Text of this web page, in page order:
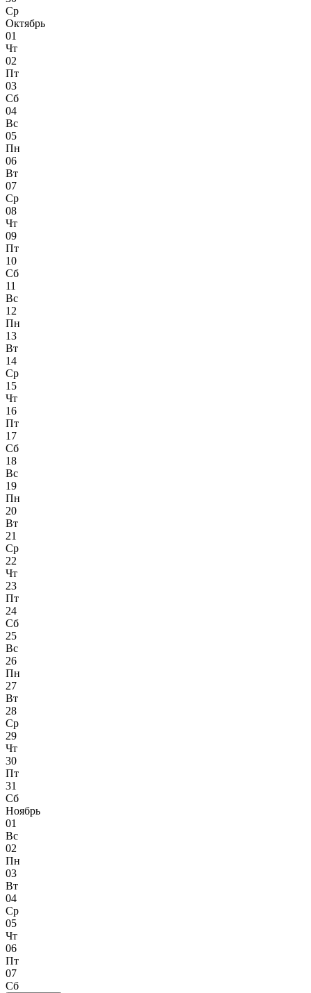
Ср
Октябрь
01
Чт
02
Пт
03
Сб
04
Вс
05
Пн
06
Вт
07
Ср
08
Чт
09
Пт
10
Сб
11
Вс
12
Пн
13
Вт
14
Ср
15
Чт
16
Пт
17
Сб
18
Вс
19
Пн
20
Вт
21
Ср
22
Чт
23
Пт
24
Сб
25
Вс
26
Пн
27
Вт
28
Ср
29
Чт
30
Пт
31
Сб
Ноябрь
01
Вс
02
Пн
03
Вт
04
Ср
05
Чт
06
Пт
07
Сб